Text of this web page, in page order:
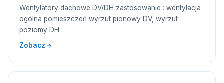
Wentylatory dachowe DV/DH zastosowanie : wentylacja
ogólna pomieszczeń wyrzut pionowy DV, wyrzut
poziomy DH…
Zobacz